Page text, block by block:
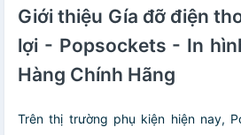
Giới thiệu Gía đỡ điện
lợi - Popsockets - In
Hàng Chính Hãng
Trên thị trường phụ kiện hiện nay,